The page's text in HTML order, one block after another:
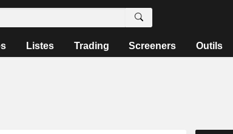
Listes Trading Screeners Outils